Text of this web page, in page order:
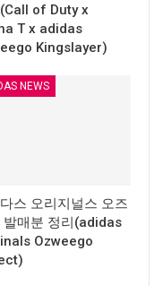
of Duty x
T x adidas
Kingslayer)
NEWS
스 오리지널스 오즈
발매분 정리(adidas
Ozweego